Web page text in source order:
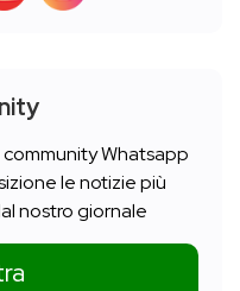
Whatsapp
le notizie più
nostro giornale